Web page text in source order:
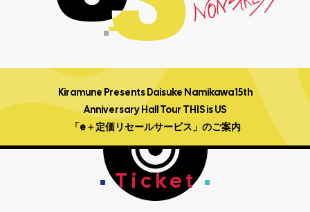
Kiramune Presents Daisuke Namikawa 15th
Anniversary Hall Tour THIS is US
「e＋定価リセールサービス」のご案内
Ticket